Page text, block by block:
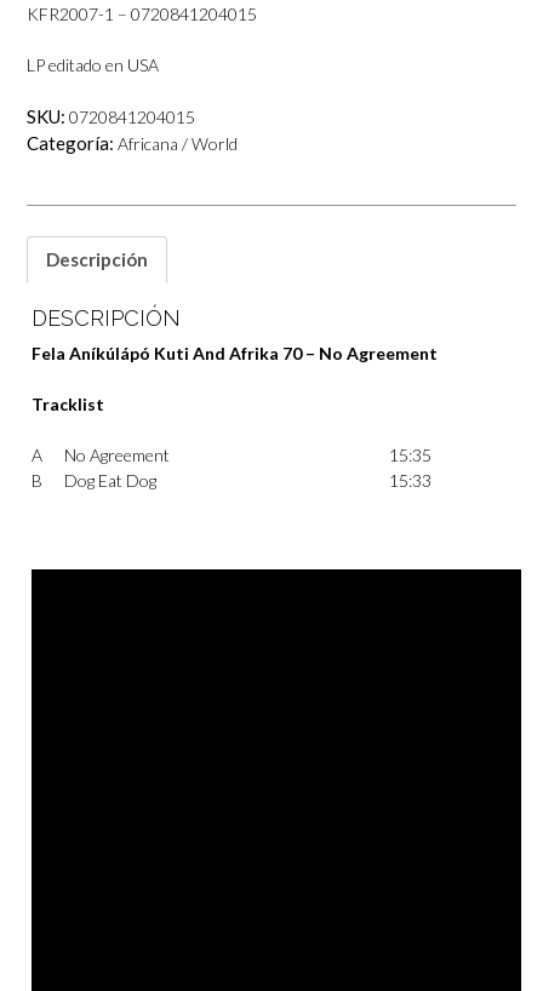
KFR2007-1 – 0720841204015
LP editado en USA
SKU: 0720841204015
Categoría: Africana / World
Descripción
DESCRIPCIÓN
Fela Aníkúlápó Kuti And Afrika 70 – No Agreement
Tracklist
A No Agreement
15:35
B
Dog Eat Dog 15:33